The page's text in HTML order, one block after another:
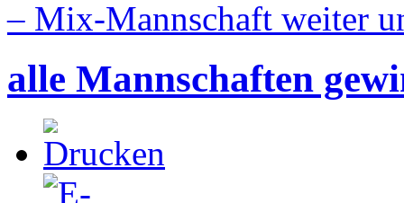
– Mix-Mannschaft weiter
alle Mannschaften